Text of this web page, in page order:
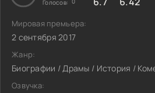
Голосов:
Мировая премьера:
2 сентября 2017
Жанр:
Биографии / Драмы / История /
Озвучка: